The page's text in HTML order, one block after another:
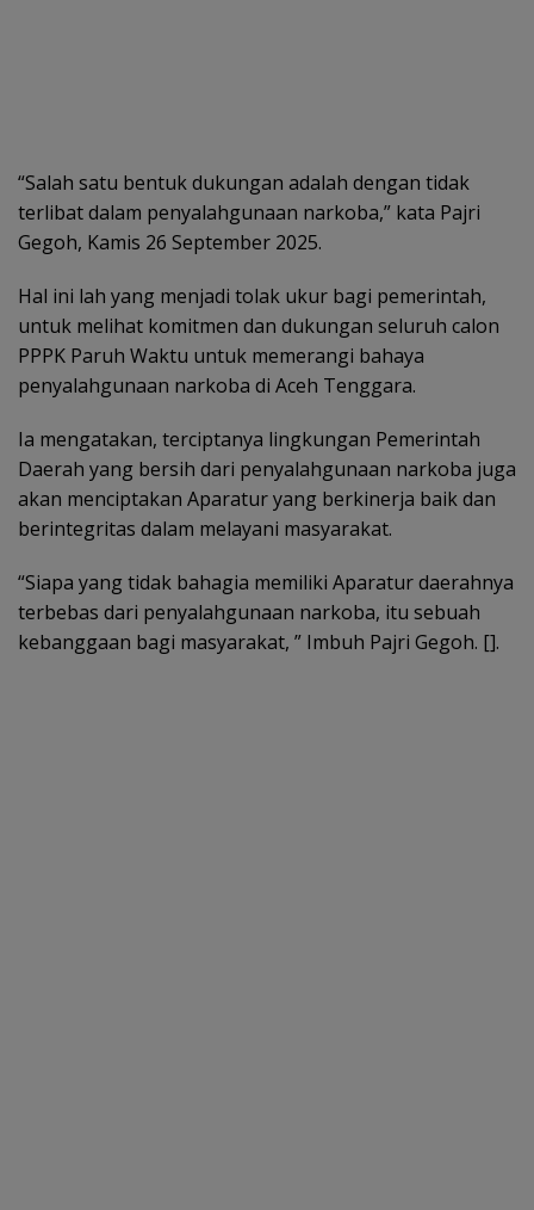
“Salah satu bentuk dukungan adalah dengan tidak
terlibat dalam penyalahgunaan narkoba,” kata Pajri
Gegoh, Kamis 26 September 2025.
Hal ini lah yang menjadi tolak ukur bagi pemerintah,
untuk melihat komitmen dan dukungan seluruh calon
PPPK Paruh Waktu untuk memerangi bahaya
penyalahgunaan narkoba di Aceh Tenggara.
Ia mengatakan, terciptanya lingkungan Pemerintah
Daerah yang bersih dari penyalahgunaan narkoba juga
akan menciptakan Aparatur yang berkinerja baik dan
berintegritas dalam melayani masyarakat.
“Siapa yang tidak bahagia memiliki Aparatur daerahnya
terbebas dari penyalahgunaan narkoba, itu sebuah
kebanggaan bagi masyarakat, ” Imbuh Pajri Gegoh. [].